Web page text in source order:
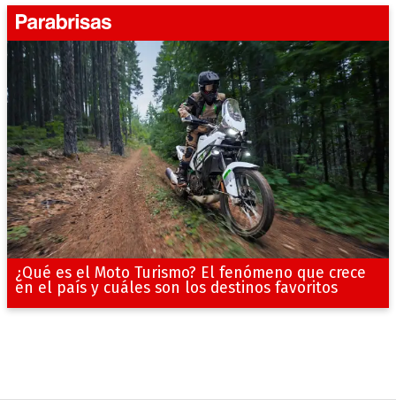
¿Qué es el Moto Turismo? El fenómeno que crece
en el país y cuáles son los destinos favoritos